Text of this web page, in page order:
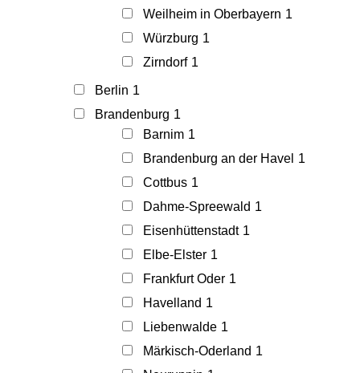
Weilheim in Oberbayern 1
Würzburg 1
Zirndorf 1
Berlin 1
Brandenburg 1
Barnim 1
Brandenburg an der Havel 1
Cottbus 1
Dahme-Spreewald 1
Eisenhüttenstadt 1
Elbe-Elster 1
Frankfurt Oder 1
Havelland 1
Liebenwalde 1
Märkisch-Oderland 1